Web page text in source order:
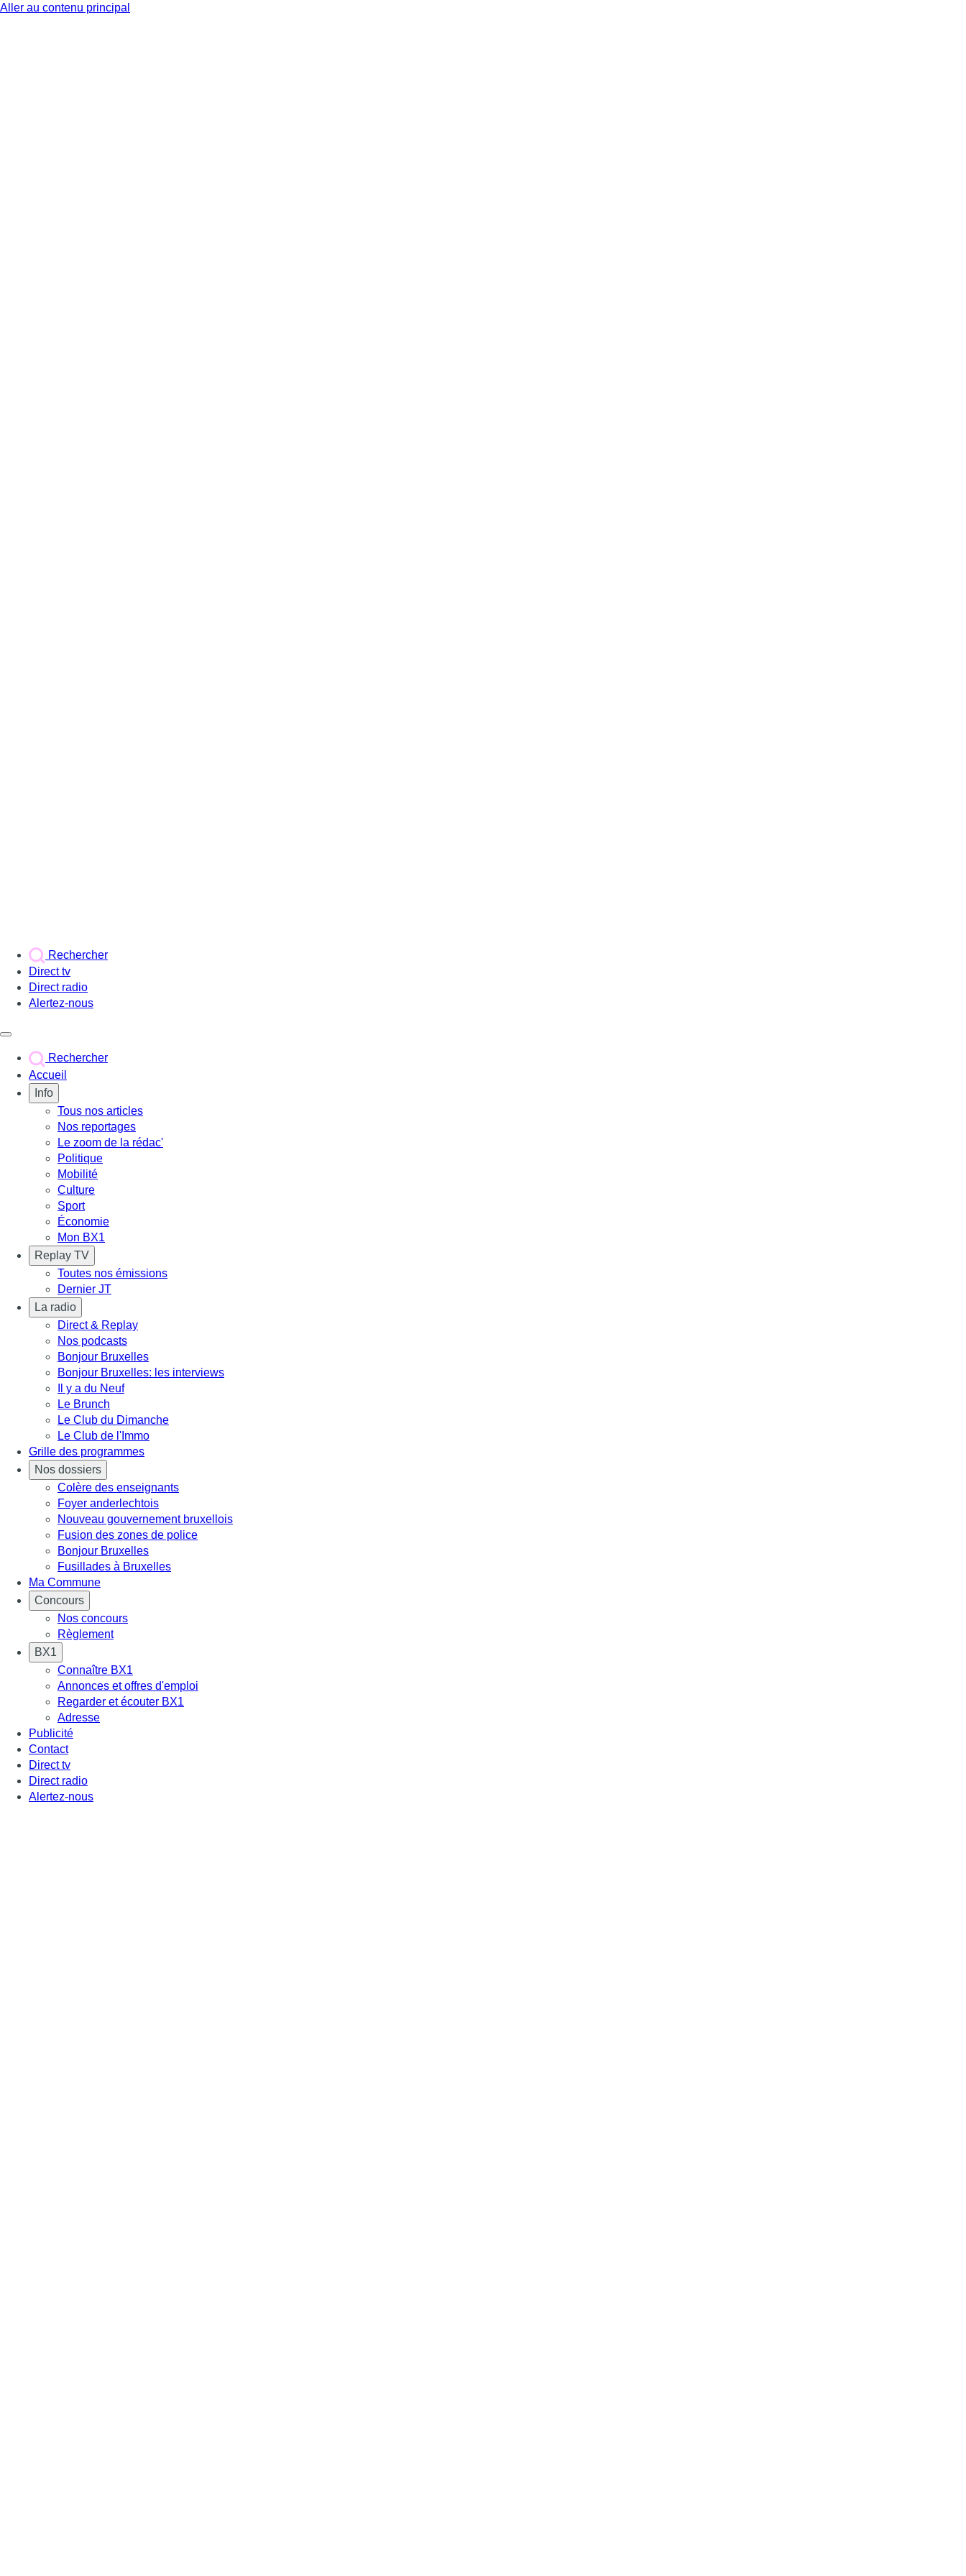
Aller au contenu principal
Rechercher
Direct tv
Direct radio
Alertez-nous
Rechercher
Accueil
Info
Tous nos articles
Nos reportages
Le zoom de la rédac'
Politique
Mobilité
Culture
Sport
Économie
Mon BX1
Replay TV
Toutes nos émissions
Dernier JT
La radio
Direct & Replay
Nos podcasts
Bonjour Bruxelles
Bonjour Bruxelles: les interviews
Il y a du Neuf
Le Brunch
Le Club du Dimanche
Le Club de l'Immo
Grille des programmes
Nos dossiers
Colère des enseignants
Foyer anderlechtois
Nouveau gouvernement bruxellois
Fusion des zones de police
Bonjour Bruxelles
Fusillades à Bruxelles
Ma Commune
Concours
Nos concours
Règlement
BX1
Connaître BX1
Annonces et offres d'emploi
Regarder et écouter BX1
Adresse
Publicité
Contact
Direct tv
Direct radio
Alertez-nous